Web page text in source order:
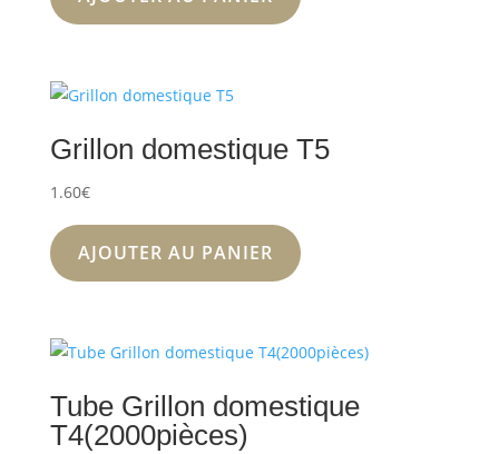
Grillon domestique T5
1.60€
AJOUTER AU PANIER
Tube Grillon domestique
T4(2000pièces)